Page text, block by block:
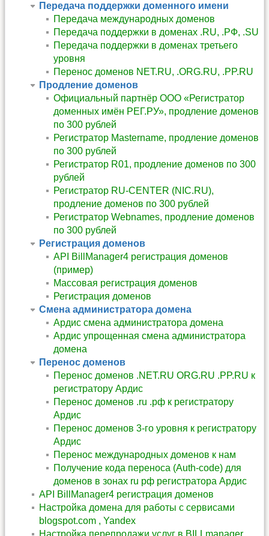
Передача поддержки доменного имени
Передача международных доменов
Передача поддержки в доменах .RU, .РФ, .SU
Передача поддержки в доменах третьего
уровня
Перенос доменов NET.RU, .ORG.RU, .PP.RU
Продление доменов
Официальный партнёр ООО «Регистратор
доменных имён РЕГ.РУ», продление доменов
по 300 рублей
Регистратор Mastername, продление доменов
по 300 рублей
Регистратор R01, продление доменов по 300
рублей
Регистратор RU-CENTER (NIC.RU),
продление доменов по 300 рублей
Регистратор Webnames, продление доменов
по 300 рублей
Регистрация доменов
API BillManager4 регистрация доменов
(пример)
Массовая регистрация доменов
Регистрация доменов
Смена администратора домена
Ардис смена администратора домена
Ардис упрощенная смена администратора
домена
Перенос доменов
Перенос доменов .NET.RU ORG.RU .PP.RU к
регистратору Ардис
Перенос доменов .ru .рф к регистратору
Ардис
Перенос доменов 3-го уровня к регистратору
Ардис
Перенос международных доменов к нам
Получение кода переноса (Auth-code) для
доменов в зонах ru рф регистратора Ардис
API BillManager4 регистрация доменов
Настройка домена для работы с сервисами
blogspot.com , Yandex